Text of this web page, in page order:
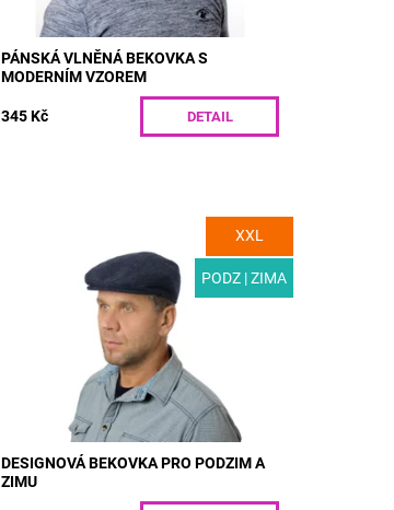
PÁNSKÁ VLNĚNÁ BEKOVKA S
MODERNÍM VZOREM
345 Kč DETAIL
XXL
PODZ | ZIMA
čepice pro podzim a zimu s podšívkou.
Ušitá z kvalitní vlněné látky s rypsovou
vazbou, která výtečně...
Skladem
T03-1/55
DESIGNOVÁ BEKOVKA PRO PODZIM A
ZIMU